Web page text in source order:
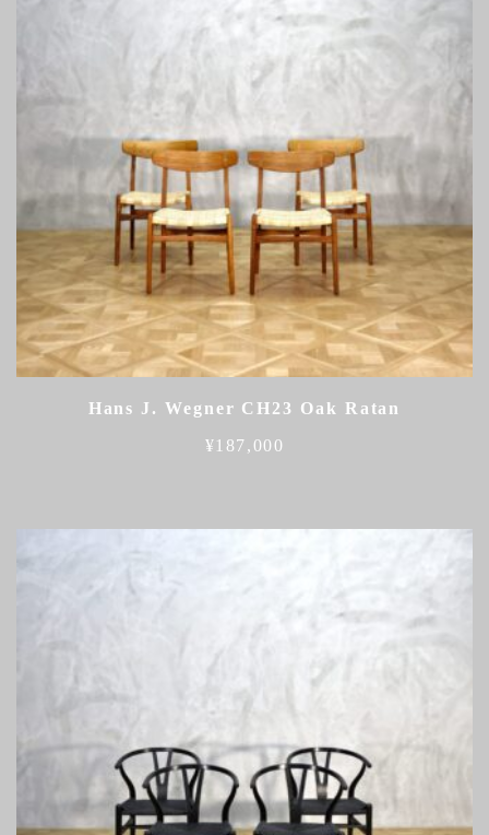
Hans J. Wegner CH23 Oak Ratan
¥187,000